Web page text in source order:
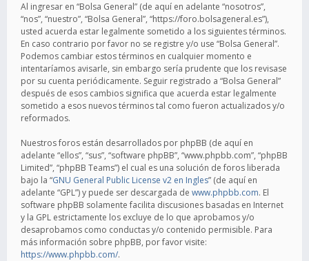
Al ingresar en “Bolsa General” (de aquí en adelante “nosotros”,
“nos”, “nuestro”, “Bolsa General”, “https://foro.bolsageneral.es”),
usted acuerda estar legalmente sometido a los siguientes términos.
En caso contrario por favor no se registre y/o use “Bolsa General”.
Podemos cambiar estos términos en cualquier momento e
intentaríamos avisarle, sin embargo sería prudente que los revisase
por su cuenta periódicamente. Seguir registrado a “Bolsa General”
después de esos cambios significa que acuerda estar legalmente
sometido a esos nuevos términos tal como fueron actualizados y/o
reformados.
Nuestros foros están desarrollados por phpBB (de aquí en
adelante “ellos”, “sus”, “software phpBB”, “www.phpbb.com”, “phpBB
Limited”, “phpBB Teams”) el cual es una solución de foros liberada
bajo la “GNU General Public License v2 en Ingles” (de aquí en
adelante “GPL”) y puede ser descargada de www.phpbb.com. El
software phpBB solamente facilita discusiones basadas en Internet
y la GPL estrictamente los excluye de lo que aprobamos y/o
desaprobamos como conductas y/o contenido permisible. Para
más información sobre phpBB, por favor visite:
https://www.phpbb.com/.